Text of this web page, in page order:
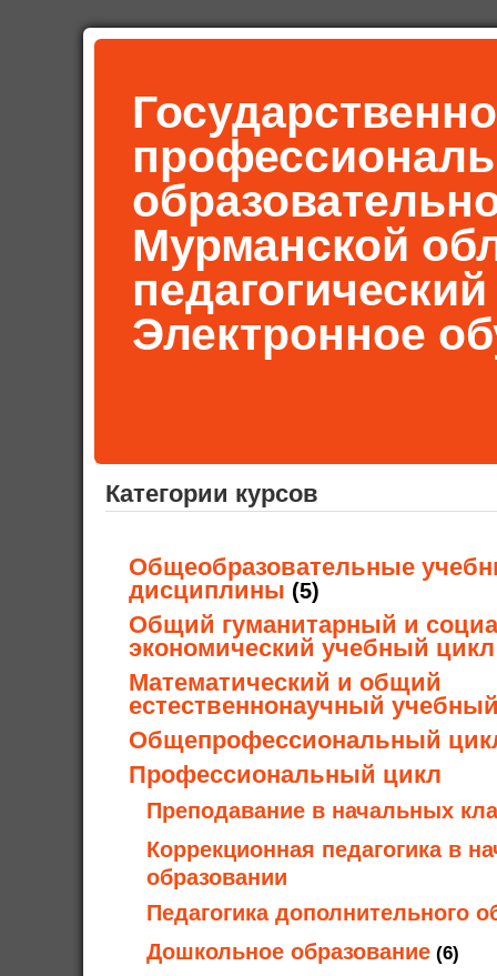
Мурманской
Электронное
Категории курсов
Общеобразовательные
дисциплины (5)
Общий гуманитарный и
экономический учебный цикл
Математический и общий
естественнонаучный
Общепрофессиональный
Профессиональный цикл
Преподавание в начальных
Коррекционная педагогика в
образовании
Педагогика дополнительного
Дошкольное образование (6)